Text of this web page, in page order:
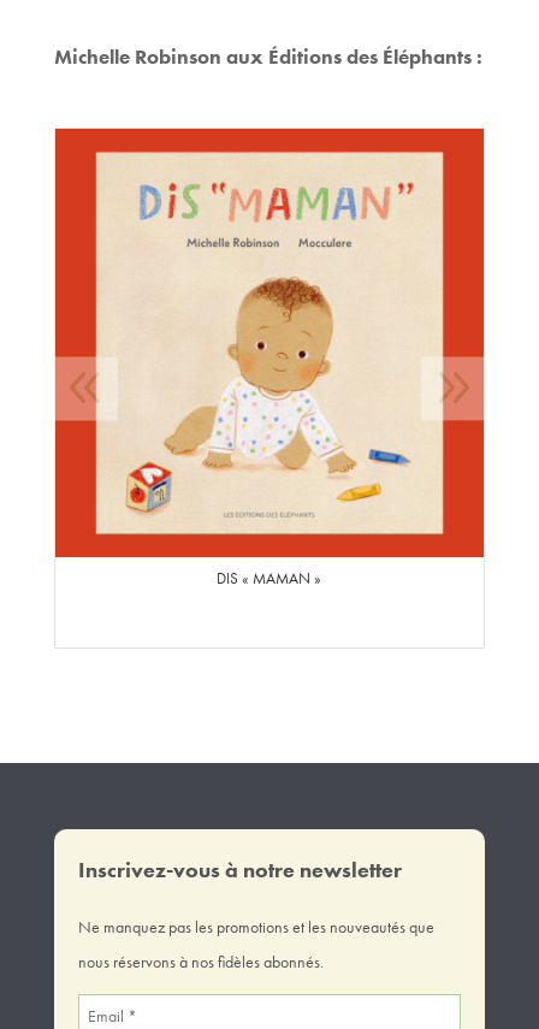
Michelle Robinson aux Éditions des Éléphants :
DIS « MAMAN »
Inscrivez-vous à notre newsletter
Ne manquez pas les promotions et les nouveautés que
nous réservons à nos fidèles abonnés.